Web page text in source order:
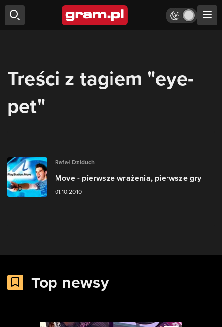
Treści z tagiem "eye-
pet"
Rafał Dziduch
Move - pierwsze wrażenia, pierwsze gry
01.10.2010
Top newsy